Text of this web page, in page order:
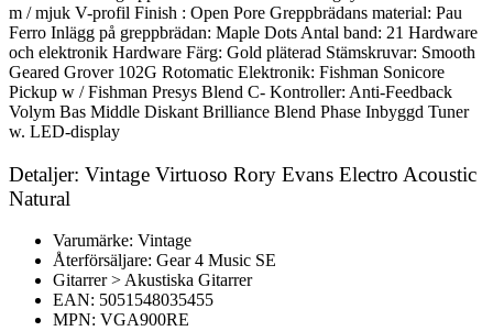
m / mjuk V-profil Finish : Open Pore Greppbrädans material: Pau
Ferro Inlägg på greppbrädan: Maple Dots Antal band: 21 Hardware
och elektronik Hardware Färg: Gold pläterad Stämskruvar: Smooth
Geared Grover 102G Rotomatic Elektronik: Fishman Sonicore
Pickup w / Fishman Presys Blend C- Kontroller: Anti-Feedback
Volym Bas Middle Diskant Brilliance Blend Phase Inbyggd Tuner
w. LED-display
Detaljer: Vintage Virtuoso Rory Evans Electro Acoustic
Natural
Varumärke: Vintage
Återförsäljare: Gear 4 Music SE
Gitarrer > Akustiska Gitarrer
EAN: 5051548035455
MPN: VGA900RE